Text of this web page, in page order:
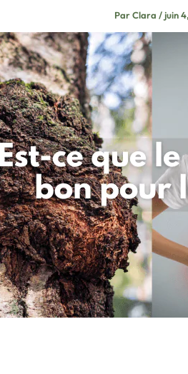
ParClara / juin